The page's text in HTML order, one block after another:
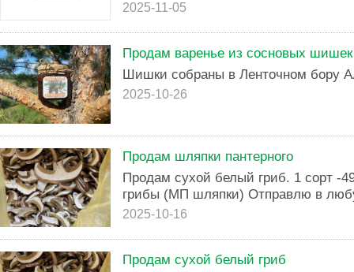
2025-11-05
Продам варенье из сосновых шишек
Шишки собраны в Ленточном бору
2025-10-26
Продам шляпки пантерного
Продам сухой белый гриб. 1 сорт -
грибы (МП шляпки) Отправлю в
2025-10-16
Продам сухой белый гриб